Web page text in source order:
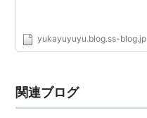
yukayuyuyu.blog.ss-blog.jp
関連ブログ